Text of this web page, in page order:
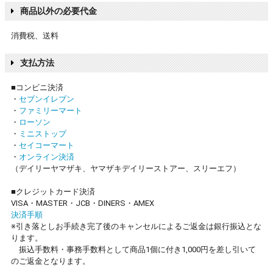
商品以外の必要代金
消費税、送料
支払方法
■コンビニ決済
・ セブンイレブン
・ ファミリーマート
・ ローソン
・ ミニストップ
・ セイコーマート
・ オンライン決済
（デイリーヤマザキ、ヤマザキデイリーストアー、スリーエフ）
■クレジットカード決済
VISA・MASTER・JCB・DINERS・AMEX
決済手順
※引き落としお手続き完了後のキャンセルによるご返金は銀行振込とな
ります。
振込手数料・事務手数料として商品1個に付き1,000円を差し引いて
のご返金となります。